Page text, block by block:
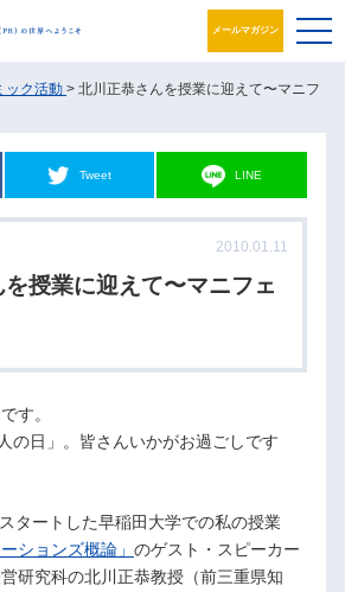
メールマガジン
ズとは
ック活動 > 北川正恭さんを授業に迎えて〜マニフ
Tweet LINE
2010.01.11
授業に迎えて〜マニフェ
す。
の日」。皆さんいかがお過ごしです
タートした早稲田大学での私の授業
ーションズ概論」 のゲスト・スピーカー
研究科の北川正恭教授（前三重県知